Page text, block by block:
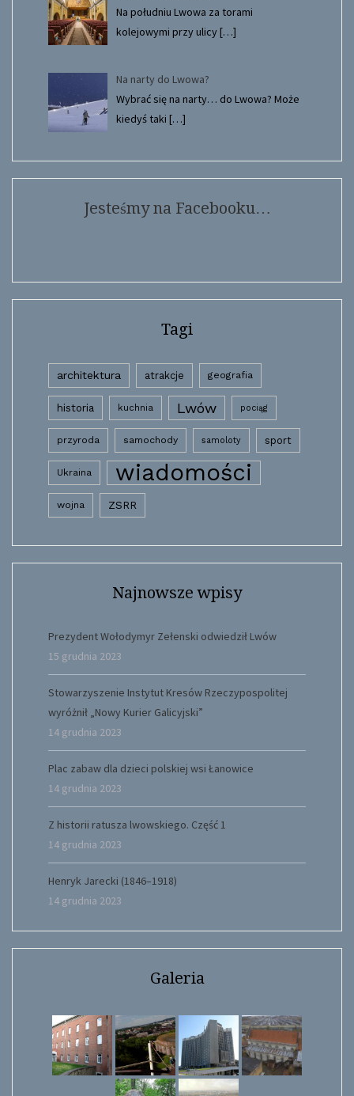
Na południu Lwowa za torami
kolejowymi przy ulicy[…]
Na narty do Lwowa?
Wybrać się na narty… do Lwowa? Może
kiedyś taki […]
Jesteśmy na Facebooku…
Tagi
architektura atrakcje geografia
historia kuchnia Lwów pociąg
przyroda samochody samoloty sport
Ukraina wiadomości
wojna ZSRR
Najnowsze wpisy
Prezydent Wołodymyr Zełenski odwiedził Lwów
15 grudnia 2023
Stowarzyszenie Instytut Kresów Rzeczypospolitej
wyróżnił „Nowy Kurier Galicyjski”
14 grudnia 2023
Plac zabaw dla dzieci polskiej wsi Łanowice
14 grudnia 2023
Z historii ratusza lwowskiego. Część 1
14 grudnia 2023
Henryk Jarecki (1846–1918)
14 grudnia 2023
Galeria